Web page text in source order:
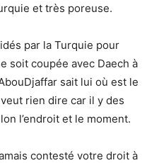
et très poreuse.
par la Turquie pour
soit coupée avec Daech à
sait lui où est le
rien dire car il y des
l’endroit et le moment.
contesté votre droit à